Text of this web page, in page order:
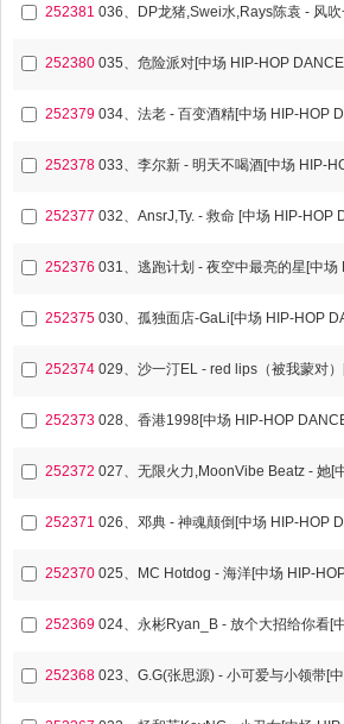
252381
252380 035、危险派对[中场 HIP-HOP
252379
252378
252377
252376
252375
252374
252373 028、香港1998[中场 HIP-HOP
252372
252371
252370
252369
252368